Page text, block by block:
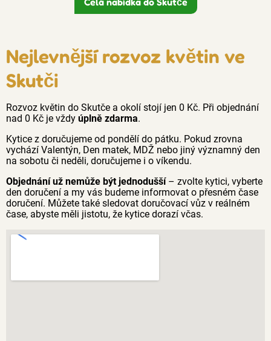
Nejlevnější rozvoz květin ve
Skutči
Rozvoz květin do Skutče a okolí stojí jen 0 Kč. Při objednání
nad 0 Kč je vždy úplně zdarma.
Kytice z doručujeme od pondělí do pátku. Pokud zrovna
vychází Valentýn, Den matek, MDŽ nebo jiný významný den
na sobotu či neděli, doručujeme i o víkendu.
Objednání už nemůže být jednodušší– zvolte kytici, vyberte
den doručení a my vás budeme informovat o přesném čase
doručení. Můžete také sledovat doručovací vůz v reálném
čase, abyste měli jistotu, že kytice dorazí včas.